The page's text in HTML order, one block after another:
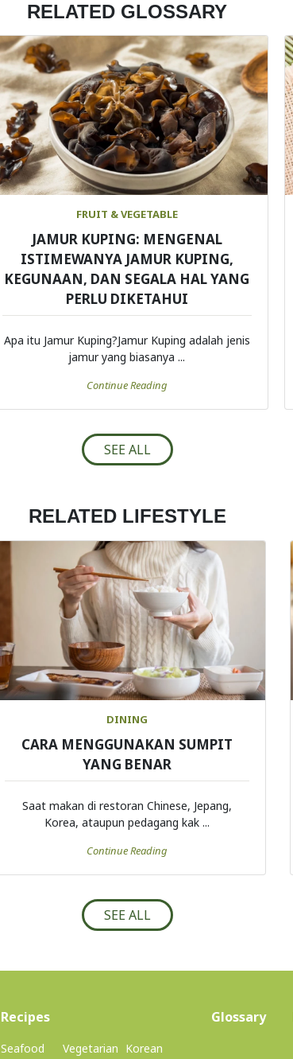
RELATED GLOSSARY
FRUIT & VEGETABLE
JAMUR KUPING: MENGENAL
ISTIMEWANYA JAMUR KUPING,
KEGUNAAN, DAN SEGALA HAL YANG
PERLU DIKETAHUI
Apa itu Jamur Kuping?Jamur Kuping adalah jenis
jamur yang biasanya ...
Continue Reading
SEE ALL
RELATED LIFESTYLE
DINING
CARA MENGGUNAKAN SUMPIT
YANG BENAR
Saat makan di restoran Chinese, Jepang,
Korea, ataupun pedagang kak ...
Continue Reading
SEE ALL
Recipes(current)
Seafood Vegetarian Korean
Glossary